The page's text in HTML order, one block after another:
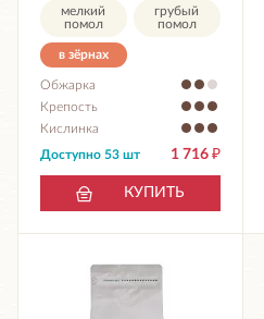
мелкий
помол
грубый
помол
в зёрнах
Обжарка
Крепость
Кислинка
1 716 ₽
Доступно 53 шт
КУПИТЬ